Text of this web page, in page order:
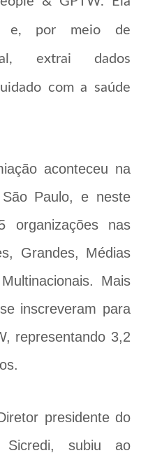
e, por meio de
extrai dados
com a saúde
aconteceu na
Paulo, e neste
organizações nas
Grandes, Médias
Mais
inscreveram para
representando 3,2
presidente do
Sicredi, subiu ao